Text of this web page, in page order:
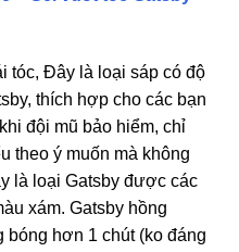
tóc, Đây là loại sáp có độ
thích hợp cho các bạn
đội mũ bảo hiểm, chỉ
theo ý muốn mà không
là loại Gatsby được các
xám. Gatsby hồng
hơn 1 chút (ko đáng